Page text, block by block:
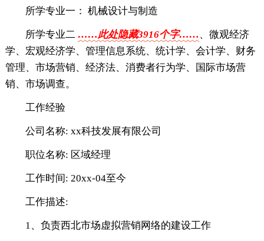
所学专业一： 机械设计与制造
所学专业二 ……此处隐藏3916个字…… 、微观经济
学、宏观经济学、管理信息系统、统计学、会计学、财务
管理、市场营销、经济法、消费者行为学、国际市场营
销、市场调查。
工作经验
公司名称: xx科技发展有限公司
职位名称: 区域经理
工作时间: 20xx-04至今
工作描述:
1、负责西北市场虚拟营销网络的建设工作